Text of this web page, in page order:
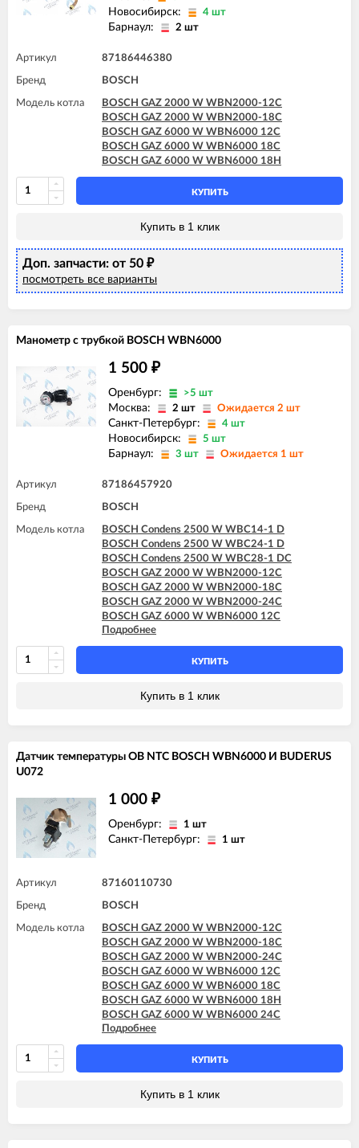
Новосибирск: 4 шт
Барнаул: 2 шт
Артикул 87186446380
Бренд BOSCH
Модель котла
BOSCH GAZ 2000 W WBN2000-12C
BOSCH GAZ 2000 W WBN2000-18C
BOSCH GAZ 6000 W WBN6000 12C
BOSCH GAZ 6000 W WBN6000 18C
BOSCH GAZ 6000 W WBN6000 18H
КУПИТЬ
Купить в 1 клик
Доп. запчасти: от 50 ₽
посмотреть все варианты
Манометр с трубкой BOSCH WBN6000
1 500 ₽
Оренбург: >5 шт
Москва: 2 шт Ожидается 2 шт
Санкт-Петербург: 4 шт
Новосибирск: 5 шт
Барнаул: 3 шт Ожидается 1 шт
Артикул 87186457920
Бренд BOSCH
Модель котла
BOSCH Condens 2500 W WBC14-1 D
BOSCH Condens 2500 W WBC24-1 D
BOSCH Condens 2500 W WBC28-1 DC
BOSCH GAZ 2000 W WBN2000-12C
BOSCH GAZ 2000 W WBN2000-18C
BOSCH GAZ 2000 W WBN2000-24C
BOSCH GAZ 6000 W WBN6000 12C
BOSCH GAZ 6000 W WBN6000 18C
BOSCH GAZ 6000 W WBN6000 18H
BOSCH GAZ 6000 W WBN6000 24C
BOSCH GAZ 6000 W WBN6000 24H
BOSCH GAZ 6000 W WBN6000 28H
Подробнее
КУПИТЬ
Купить в 1 клик
Датчик температуры ОВ NTC BOSCH WBN6000 И BUDERUS
U072
1 000 ₽
Оренбург: 1 шт
Санкт-Петербург: 1 шт
Артикул 87160110730
Бренд BOSCH
Модель котла
BOSCH GAZ 2000 W WBN2000-12C
BOSCH GAZ 2000 W WBN2000-18C
BOSCH GAZ 2000 W WBN2000-24C
BOSCH GAZ 6000 W WBN6000 12C
BOSCH GAZ 6000 W WBN6000 18C
BOSCH GAZ 6000 W WBN6000 18H
BOSCH GAZ 6000 W WBN6000 24C
BOSCH GAZ 6000 W WBN6000 24H
BOSCH GAZ 6000 W WBN6000 28C
BOSCH GAZ 6000 W WBN6000 28H
BOSCH GAZ 6000 W WBN6000 35C
BOSCH GAZ 7000 W ZSC 24-3MFA
Подробнее
КУПИТЬ
Купить в 1 клик